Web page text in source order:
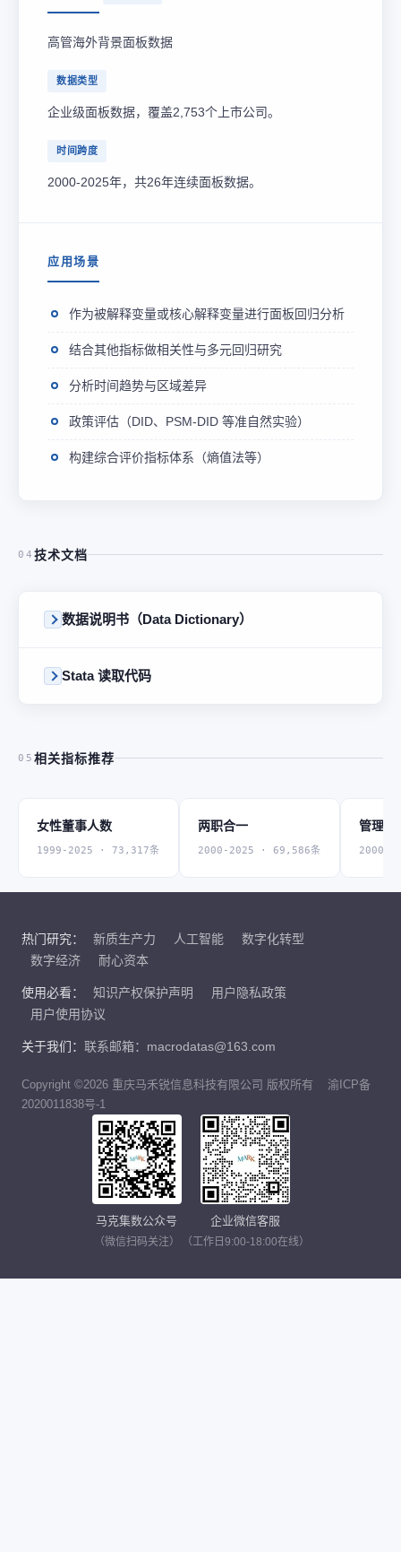
高管海外背景面板数据
数据类型
企业级面板数据，覆盖2,753个上市公司。
时间跨度
2000-2025年，共26年连续面板数据。
应用场景
作为被解释变量或核心解释变量进行面板回归分析
结合其他指标做相关性与多元回归研究
分析时间趋势与区域差异
政策评估（DID、PSM-DID 等准自然实验）
构建综合评价指标体系（熵值法等）
04 技术文档
数据说明书（Data Dictionary）
Stata 读取代码
05 相关指标推荐
女性董事人数
1999-2025 · 73,317条
两职合一
2000-2025 · 69,586条
管理层
2000-
热门研究： 新质生产力 人工智能
数字化转型
数字经济
耐心资本
使用必看： 知识产权保护声明
用户隐私政策
用户使用协议
关于我们： 联系邮箱：macrodatas@163.com
Copyright ©2026 重庆马禾锐信息科技有限公司 版权所有
渝ICP备
2020011838号-1
马克集数公众号
（微信扫码关注）
企业微信客服
（工作日9:00-18:00在线）